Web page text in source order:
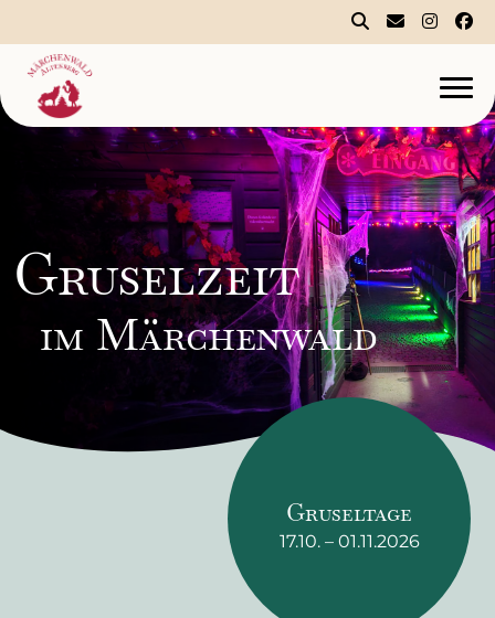
Gruselzeit
im Märchenwald
Gruseltage
17.10.– 01.11.2026